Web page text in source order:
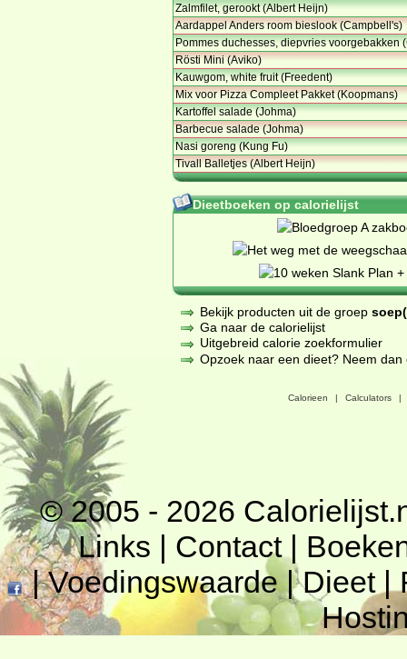
Zalmfilet, gerookt (Albert Heijn)
Aardappel Anders room bieslook (Campbell's)
Pommes duchesses, diepvries voorgebakken
Rösti Mini (Aviko)
Kauwgom, white fruit (Freedent)
Mix voor Pizza Compleet Pakket (Koopmans)
Kartoffel salade (Johma)
Barbecue salade (Johma)
Nasi goreng (Kung Fu)
Tivall Balletjes (Albert Heijn)
Dieetboeken op calorielijst
Bekijk producten uit de groep
Ga naar de calorielijst
Uitgebreid calorie zoekformulier
Opzoek naar een dieet? Neem
Calorieen | Calculators |
© 2005 - 2026
Links | Contact|
|Voedingswaarde|Dieet|